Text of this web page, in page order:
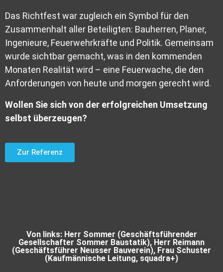
Das Richtfest war zugleich ein Symbol für den
Zusammenhalt aller Beteiligten: Bauherren, Planer,
Ingenieure, Feuerwehrkräfte und Politik. Gemeinsam
wurde sichtbar gemacht, was in den kommenden
Monaten Realität wird – eine Feuerwache, die den
Anforderungen von heute und morgen gerecht wird.
Wollen Sie sich von der erfolgreichen Umsetzung
selbst überzeugen?
Zur Referenz
Von links: Herr Sommer (Geschäftsführender
Gesellschafter Sommer Baustatik), Herr Reimann
(Geschäftsführer Neusser Bauverein), Frau Schuster
(Kaufmännische Leitung, squadra+)